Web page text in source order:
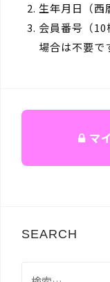
生年月日（西
会員番号（
場合は不要で
マ
SEARCH